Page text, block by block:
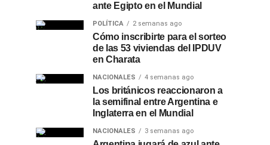
ante Egipto en el Mundial
POLÍTICA 2 semanas ago
Cómo inscribirte para el sorteo
de las 53 viviendas del IPDUV
en Charata
NACIONALES 4 semanas ago
Los británicos reaccionaron a
la semifinal entre Argentina e
Inglaterra en el Mundial
NACIONALES 3 semanas ago